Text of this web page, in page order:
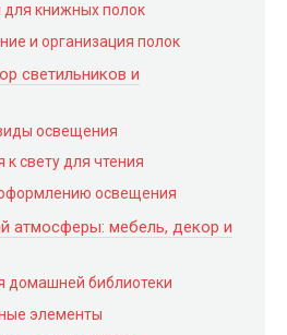
книжных полок
и организация полок
светильников и
освещения
к свету для чтения
освещения
атмосферы: мебель, декор и
домашней библиотеки
элементы